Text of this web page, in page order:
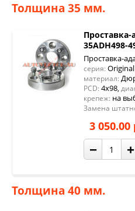
Толщина 35 мм.
35ADH498-
Проставка-
серия:
материал:
PCD: 4x98,
крепеж: на
Замена
3 050.00
− +
Толщина 40 мм.